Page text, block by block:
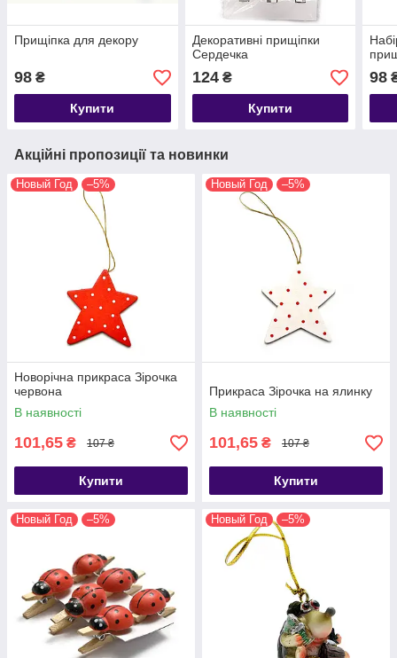
Прищіпка для декору
98 ₴
Купити
Декоративні прищіпки
Сердечка
124₴
Купити
98
Акційні пропозиції та новинки
Новый Год –5%
Новорічна прикраса Зірочка
червона
В наявності
101,65 ₴ 107 ₴
Купити
Новый Год –5%
Прикраса Зірочка на ялинку
В наявності
101,65 ₴ 107 ₴
Купити
Новый Год –5% Новый Год –5%